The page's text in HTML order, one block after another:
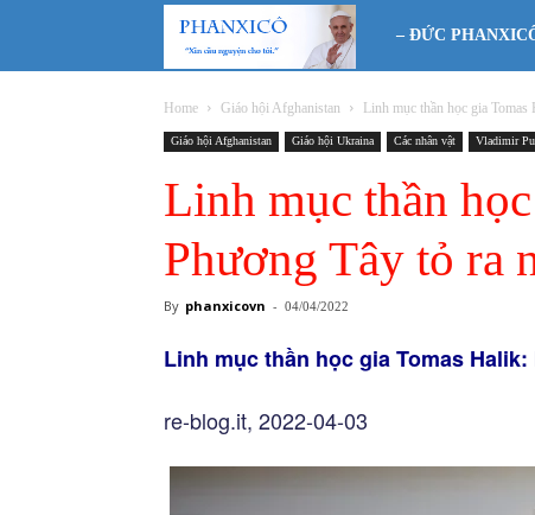
Phanxicô
– ĐỨC
Home Giáo hội Afghanistan Linh mục thần học gia
Giáo hội Afghanistan Giáo hội Ukraina Các nhân vật Vladimir
Linh mục thần
Phương Tây tỏ ra
By phanxicovn - 04/04/2022
Linh mục thần học gia Tomas
re-blog.it, 2022-04-03